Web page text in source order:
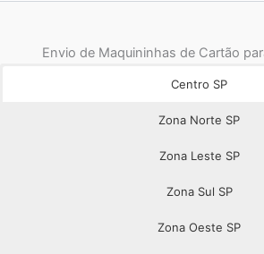
Envio de Maquininhas de Cartão
Centro SP
Zona Norte SP
Zona Leste SP
Zona Sul SP
Zona Oeste SP